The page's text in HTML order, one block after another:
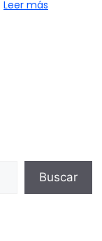
Leer más
Buscar